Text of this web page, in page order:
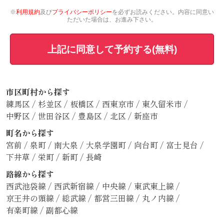
※利用規約及びプライバシーポリシーを必ずお読みください。内容に同意い
ただいた場合は、お進み下さい。
上記に同意して予約する(無料)
市区町村から探す
練馬区 / 杉並区 / 板橋区 / 西東京市 / 東久留米市 /
中野区 / 世田谷区 / 豊島区 / 北区 / 新座市
町名から探す
宮前 / 泉町 / 南大泉 / 大泉学園町 / 向台町 / 富士見台 /
下井草 / 栄町 / 新町 / 長崎
路線から探す
西武池袋線 / 西武新宿線 / 中央線 / 東武東上線 /
京王井の頭線 / 総武線 / 都営三田線 / 丸ノ内線 /
有楽町線 / 副都心線